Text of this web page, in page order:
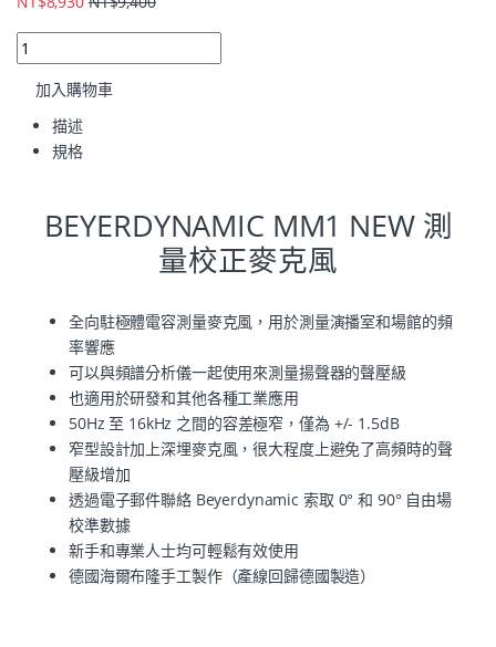
加入購物車
描述
規格
BEYERDYNAMIC MM1 NEW 測
量校正麥克風
全向駐極體電容測量麥克風，用於測量演播室和場館的頻
率響應
可以與頻譜分析儀一起使用來測量揚聲器的聲壓級
也適用於研發和其他各種工業應用
50Hz 至 16kHz 之間的容差極窄，僅為 +/- 1.5dB
窄型設計加上深埋麥克風，很大程度上避免了高頻時的聲
壓級增加
透過電子郵件聯絡 Beyerdynamic 索取 0° 和 90° 自由場
校準數據
新手和專業人士均可輕鬆有效使用
德國海爾布隆手工製作（產線回歸德國製造）